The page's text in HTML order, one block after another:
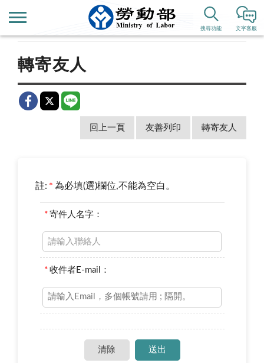
文字客服
搜尋功能
新聞公告 新聞稿
轉寄友人
回上一頁 友善列印 轉寄友人
註: * 為必填(選)欄位,不能為空白。
* 寄件人名字：
* 收件者E-mail：